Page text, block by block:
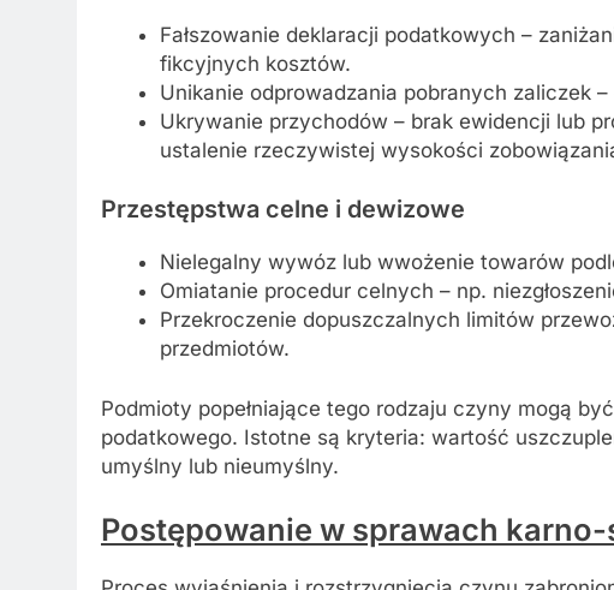
Fałszowanie deklaracji podatkowych –
fikcyjnych kosztów.
Unikanie odprowadzania pobranych zaliczek
Ukrywanie przychodów – brak ewidencji lub
ustalenie rzeczywistej wysokości
Przestępstwa celne i dewizowe
Nielegalny wywóz lub wwożenie towarów
Omiatanie procedur celnych – np.
Przekroczenie dopuszczalnych limitów
przedmiotów.
Podmioty popełniające tego rodzaju czyny mogą
podatkowego. Istotne są kryteria: wartość
umyślny lub nieumyślny.
Postępowanie w sprawach